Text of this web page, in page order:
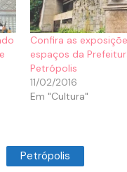
Confira as
espaços da
Petrópolis
11/02/2016
Em "Cultura"
Petrópolis